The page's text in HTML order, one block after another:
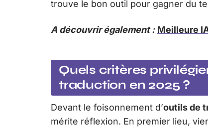
trouve le bon outil pour gagner du
A découvrir également : Meilleure
Quels critères
traduction en 2025 ?
Devant le foisonnement d’outils de
mérite réflexion. En premier lieu,